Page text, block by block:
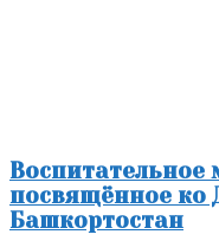
Воспитательное
посвящённое ко
Башкортостан